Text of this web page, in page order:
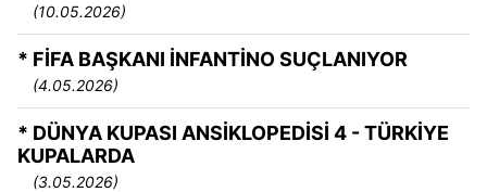
(10.05.2026)
* FİFA BAŞKANI İNFANTİNO SUÇLANIYOR
(4.05.2026)
* DÜNYA KUPASI ANSİKLOPEDİSİ 4 - TÜRKİYE
KUPALARDA
(3.05.2026)